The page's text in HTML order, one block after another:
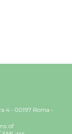
4 - 00197 Roma -
of